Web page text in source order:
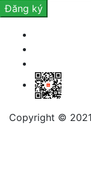
Copyright © 2021